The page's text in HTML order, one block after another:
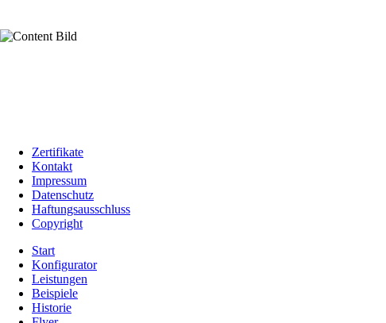
Zertifikate
Kontakt
Impressum
Datenschutz
Haftungsausschluss
Copyright
Start
Konfigurator
Leistungen
Beispiele
Historie